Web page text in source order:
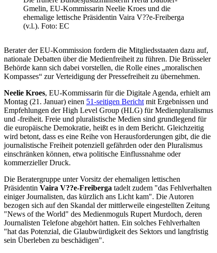
Gmelin, EU-Kommissarin Neelie Kroes und die
ehemalige lettische Präsidentin Vaira V??e-Freiberga
(v.l.). Foto: EC
Berater der EU-Kommission fordern die Mitgliedsstaaten dazu auf,
nationale Debatten über die Medienfreiheit zu führen. Die Brüsseler
Behörde kann sich dabei vorstellen, die Rolle eines „moralischen
Kompasses“ zur Verteidigung der Pressefreiheit zu übernehmen.
Neelie Kroes, EU-Kommissarin für die Digitale Agenda, erhielt am
Montag (21. Januar) einen 51-seitigen Bericht mit Ergebnissen und
Empfehlungen der High Level Group (HLG) für Medienpluralismus
und -freiheit. Freie und pluralistische Medien sind grundlegend für
die europäische Demokratie, heißt es in dem Bericht. Gleichzeitig
wird betont, dass es eine Reihe von Herausforderungen gibt, die die
journalistische Freiheit potenziell gefährden oder den Pluralismus
einschränken können, etwa politische Einflussnahme oder
kommerzieller Druck.
Die Beratergruppe unter Vorsitz der ehemaligen lettischen
Präsidentin Vaira V??e-Freiberga tadelt zudem "das Fehlverhalten
einiger Journalisten, das kürzlich ans Licht kam". Die Autoren
bezogen sich auf den Skandal der mittlerweile eingestellten Zeitung
"News of the World" des Medienmoguls Rupert Murdoch, deren
Journalisten Telefone abgehört hatten. Ein solches Fehlverhalten
"hat das Potenzial, die Glaubwürdigkeit des Sektors und langfristig
sein Überleben zu beschädigen".